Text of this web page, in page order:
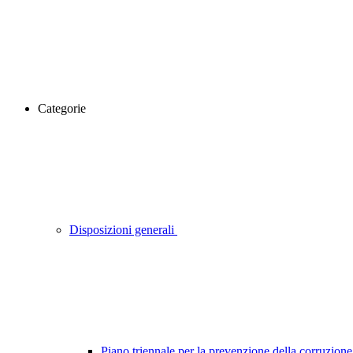
Categorie
Disposizioni generali